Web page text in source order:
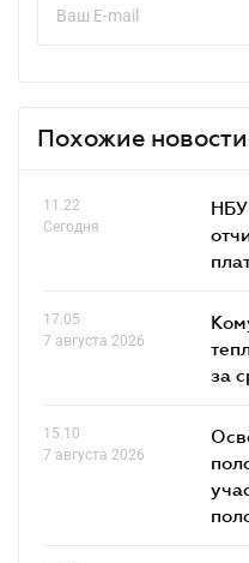
Похожие новости
11.22
Сегодня
НБУ
17.05
7 августа 2026
за
15.10
7 августа 2026